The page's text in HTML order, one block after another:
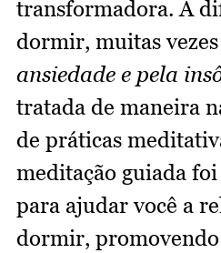
transformadora. A
dormir, muitas
ansiedade e pela
tratada de maneira
de práticas
meditação guiada
para ajudar você a
dormir,